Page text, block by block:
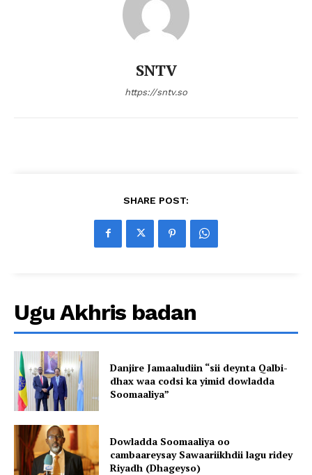
SNTV
https://sntv.so
SHARE POST:
Ugu Akhris badan
Danjire Jamaaludiin “sii deynta Qalbi-
dhax waa codsi ka yimid dowladda
Soomaaliya”
Dowladda Soomaaliya oo
cambaareysay Sawaariikhdii lagu ridey
Riyadh (Dhageyso)